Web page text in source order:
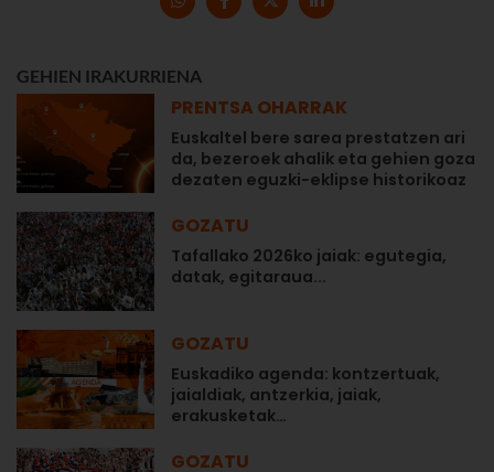
GEHIEN IRAKURRIENA
PRENTSA OHARRAK
Euskaltel bere sarea prestatzen ari
da, bezeroek ahalik eta gehien goza
dezaten eguzki-eklipse historikoaz
GOZATU
Tafallako 2026ko jaiak: egutegia,
datak, egitaraua...
GOZATU
Euskadiko agenda: kontzertuak,
jaialdiak, antzerkia, jaiak,
erakusketak…
GOZATU